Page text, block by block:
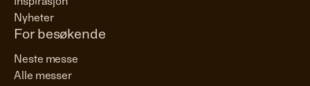
Nyheter
For besøkende
Neste messe
Alle messer